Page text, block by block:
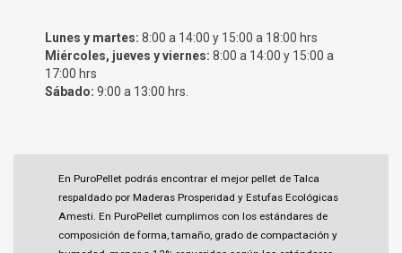
Lunes y martes: 8:00 a 14:00 y 15:00 a 18:00 hrs
Miércoles, jueves y viernes: 8:00 a 14:00 y 15:00 a
17:00 hrs
Sábado: 9:00 a 13:00 hrs.
En PuroPellet podrás encontrar el mejor pellet de Talca
respaldado por Maderas Prosperidad y Estufas Ecológicas
Amesti. En PuroPellet cumplimos con los estándares de
composición de forma, tamaño, grado de compactación y